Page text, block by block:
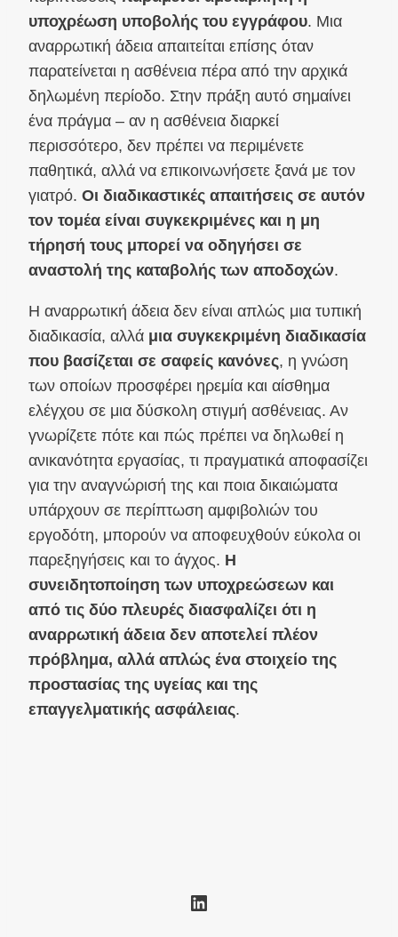
υποχρέωση υποβολής του εγγράφου. Μια
αναρρωτική άδεια απαιτείται επίσης όταν
παρατείνεται η ασθένεια πέρα από την αρχικά
δηλωμένη περίοδο. Στην πράξη αυτό σημαίνει
ένα πράγμα – αν η ασθένεια διαρκεί
περισσότερο, δεν πρέπει να περιμένετε
παθητικά, αλλά να επικοινωνήσετε ξανά με τον
γιατρό. Οι διαδικαστικές απαιτήσεις σε αυτόν
τον τομέα είναι συγκεκριμένες και η μη
τήρησή τους μπορεί να οδηγήσει σε
αναστολή της καταβολής των αποδοχών.
Η αναρρωτική άδεια δεν είναι απλώς μια τυπική
διαδικασία, αλλά μια συγκεκριμένη διαδικασία
που βασίζεται σε σαφείς κανόνες, η γνώση
των οποίων προσφέρει ηρεμία και αίσθημα
ελέγχου σε μια δύσκολη στιγμή ασθένειας. Αν
γνωρίζετε πότε και πώς πρέπει να δηλωθεί η
ανικανότητα εργασίας, τι πραγματικά αποφασίζει
για την αναγνώρισή της και ποια δικαιώματα
υπάρχουν σε περίπτωση αμφιβολιών του
εργοδότη, μπορούν να αποφευχθούν εύκολα οι
παρεξηγήσεις και το άγχος. Η
συνειδητοποίηση των υποχρεώσεων και
από τις δύο πλευρές διασφαλίζει ότι η
αναρρωτική άδεια δεν αποτελεί πλέον
πρόβλημα, αλλά απλώς ένα στοιχείο της
προστασίας της υγείας και της
επαγγελματικής ασφάλειας.
Linkedin